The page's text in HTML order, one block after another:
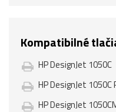
Kompatibilné
HP DesignJet 1050C
HP DesignJet 1050C
HP DesignJet